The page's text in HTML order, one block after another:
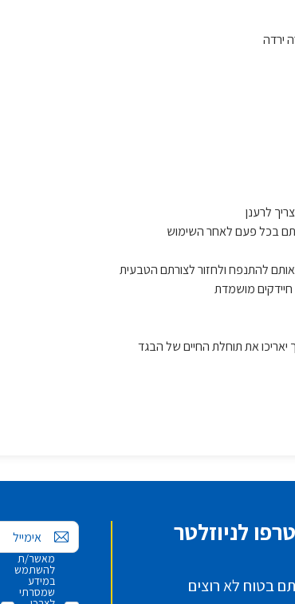
ירדה
לרענן
בכל פעם לאחר השימוש
להתנפח ולחזור לצורתם הטבעית
חיידקים מושמדת
לניוזלטר
בטוח לא רוצים
אימייל
מאשר/ת
להשתמש
במידע
שמסרתי